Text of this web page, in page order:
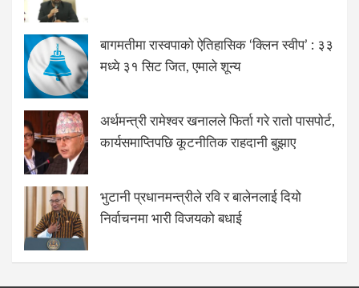
बागमतीमा रास्वपाको ऐतिहासिक ‘क्लिन स्वीप’ : ३३
मध्ये ३१ सिट जित, एमाले शून्य
अर्थमन्त्री रामेश्वर खनालले फिर्ता गरे रातो पासपोर्ट,
कार्यसमाप्तिपछि कूटनीतिक राहदानी बुझाए
भुटानी प्रधानमन्त्रीले रवि र बालेनलाई दियो
निर्वाचनमा भारी विजयको बधाई